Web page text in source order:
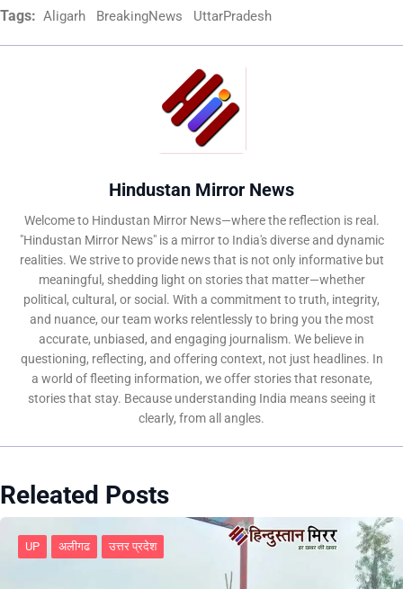
Tags: Aligarh BreakingNews UttarPradesh
Hindustan Mirror News
Welcome to Hindustan Mirror News—where the reflection is real.
"Hindustan Mirror News" is a mirror to India's diverse and dynamic
realities. We strive to provide news that is not only informative but
meaningful, shedding light on stories that matter—whether
political, cultural, or social. With a commitment to truth, integrity,
and nuance, our team works relentlessly to bring you the most
accurate, unbiased, and engaging journalism. We believe in
questioning, reflecting, and offering context, not just headlines. In
a world of fleeting information, we offer stories that resonate,
stories that stay. Because understanding India means seeing it
clearly, from all angles.
Releated Posts
UP अलीगढ उत्तर प्रदेश